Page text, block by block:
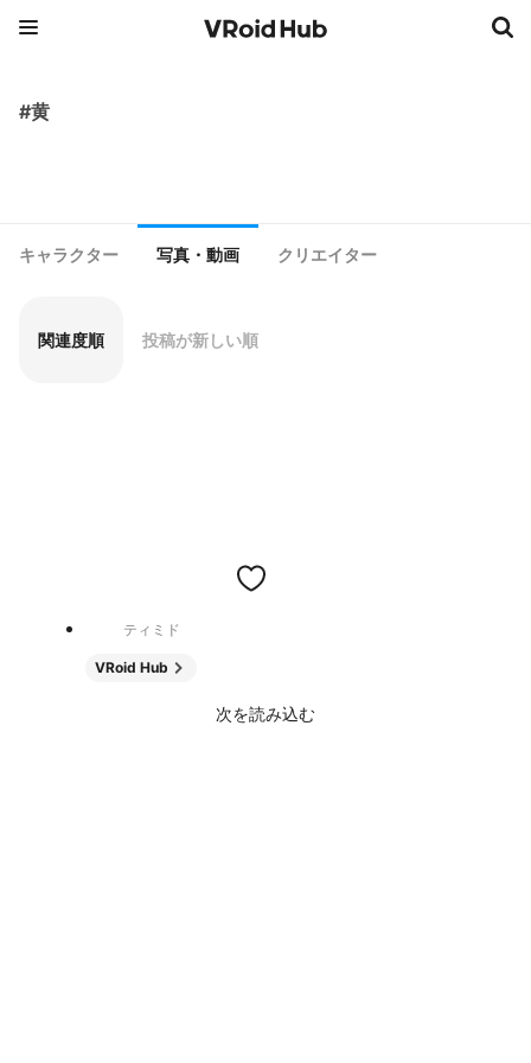
#黄
キャラクター 写真・動画 クリエイター
関連度順 投稿が新しい順
ティミド
VRoid Hub
次を読み込む